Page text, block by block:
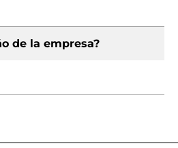
de la empresa?